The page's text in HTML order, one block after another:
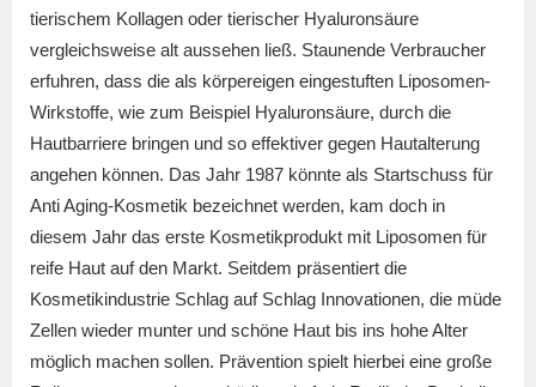
tierischem Kollagen oder tierischer Hyaluronsäure
vergleichsweise alt aussehen ließ. Staunende Verbraucher
erfuhren, dass die als körpereigen eingestuften Liposomen-
Wirkstoffe, wie zum Beispiel Hyaluronsäure, durch die
Hautbarriere bringen und so effektiver gegen Hautalterung
angehen können. Das Jahr 1987 könnte als Startschuss für
Anti Aging-Kosmetik bezeichnet werden, kam doch in
diesem Jahr das erste Kosmetikprodukt mit Liposomen für
reife Haut auf den Markt. Seitdem präsentiert die
Kosmetikindustrie Schlag auf Schlag Innovationen, die müde
Zellen wieder munter und schöne Haut bis ins hohe Alter
möglich machen sollen. Prävention spielt hierbei eine große